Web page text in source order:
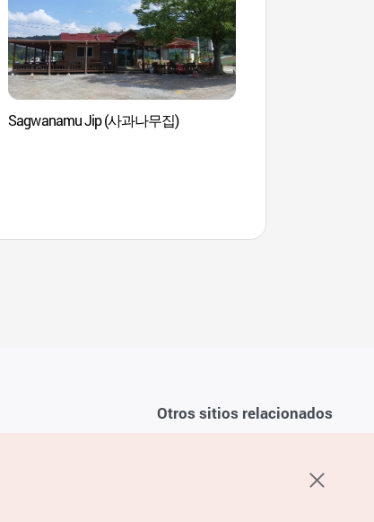
Sagwanamu Jip (사과나무집)
Otros sitios relacionados